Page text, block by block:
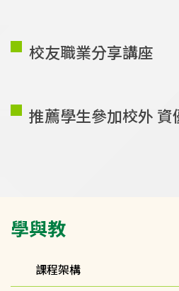
校友職業分享講座
推薦學生參加校外
navigation
學與教
課程架構